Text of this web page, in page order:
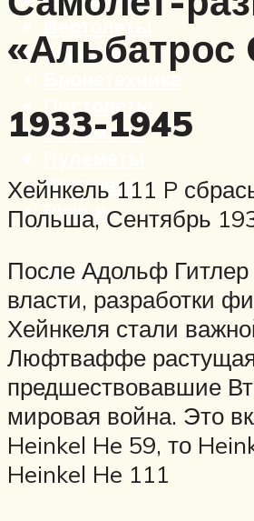
Корабли
Бронетехника
Пистолеты
Автоматы
Винтовки
Ружья
Меню
«Альбатрос
1933-1945
Хейнкель 111 P
Польша, Сентябрь
После Адольф
власти, разработки
Хейнкеля стали
Люфтваффе растущая
предшествовавшие
мировая война. Это
Heinkel He 59, то
Heinkel He 111